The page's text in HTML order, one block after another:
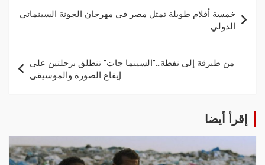
خمسة أفلام طويلة تمثل مصر في مهرجان الجونة السينمائي
الدولي
من طبرقة إلى نفطة…”السينما جات” تنطلق برحلتين على
إيقاع الصورة والموسيقى
إقرأ أيضا